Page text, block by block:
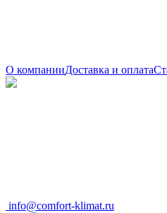
О компанииДоставка и оплата
info@comfort-klimat.ru